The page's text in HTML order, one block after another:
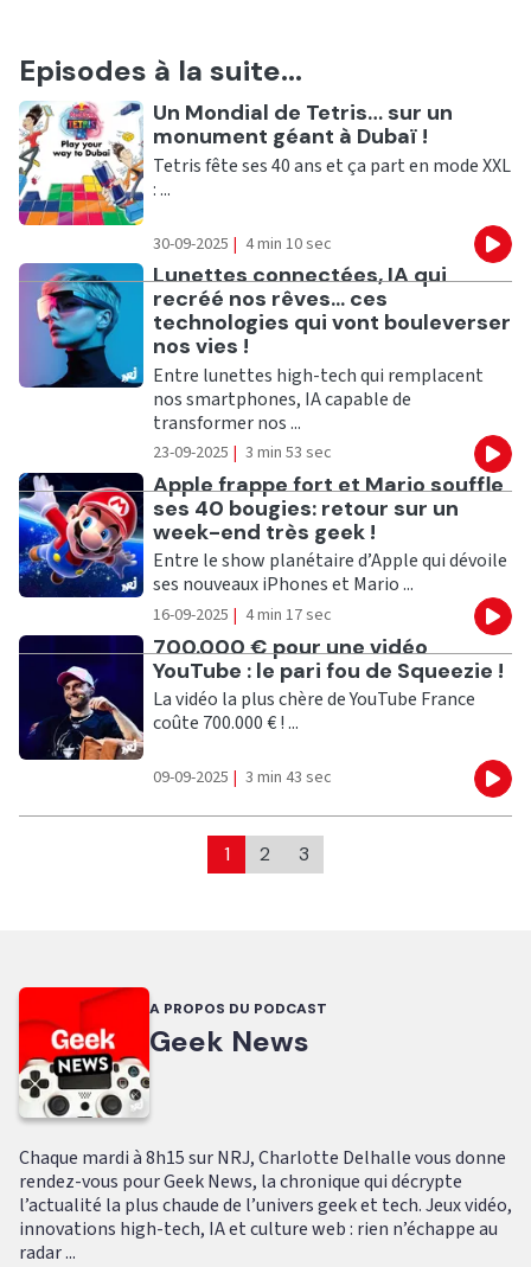
Episodes à la suite...
Ecouter
Un Mondial de Tetris… sur un
monument géant à Dubaï !
Tetris fête ses 40 ans et ça part en mode XXL
: ...
30-09-2025 | 4 min 10 sec
Ecouter
Lunettes connectées, IA qui
recréé nos rêves... ces
technologies qui vont bouleverser
nos vies !
Entre lunettes high-tech qui remplacent
nos smartphones, IA capable de
transformer nos ...
23-09-2025 | 3 min 53 sec
Ecouter
Apple frappe fort et Mario souffle
ses 40 bougies: retour sur un
week-end très geek !
Entre le show planétaire d’Apple qui dévoile
ses nouveaux iPhones et Mario ...
16-09-2025 | 4 min 17 sec
Ecouter
700.000 € pour une vidéo
YouTube : le pari fou de Squeezie !
La vidéo la plus chère de YouTube France
coûte 700.000 € ! ...
09-09-2025 | 3 min 43 sec
1 2 3
A PROPOS DU PODCAST
Geek News
Chaque mardi à 8h15 sur NRJ, Charlotte Delhalle vous donne
rendez-vous pour Geek News, la chronique qui décrypte
l’actualité la plus chaude de l’univers geek et tech. Jeux vidéo,
innovations high-tech, IA et culture web : rien n’échappe au
radar ...